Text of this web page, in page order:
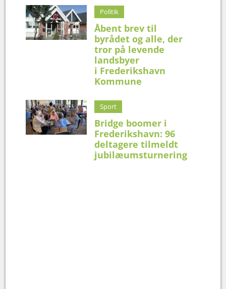
Politik
Åbent brev til
byrådet og alle, der
tror på levende
landsbyer
i Frederikshavn
Kommune
Sport
Bridge boomer i
Frederikshavn: 96
deltagere tilmeldt
jubilæumsturnering